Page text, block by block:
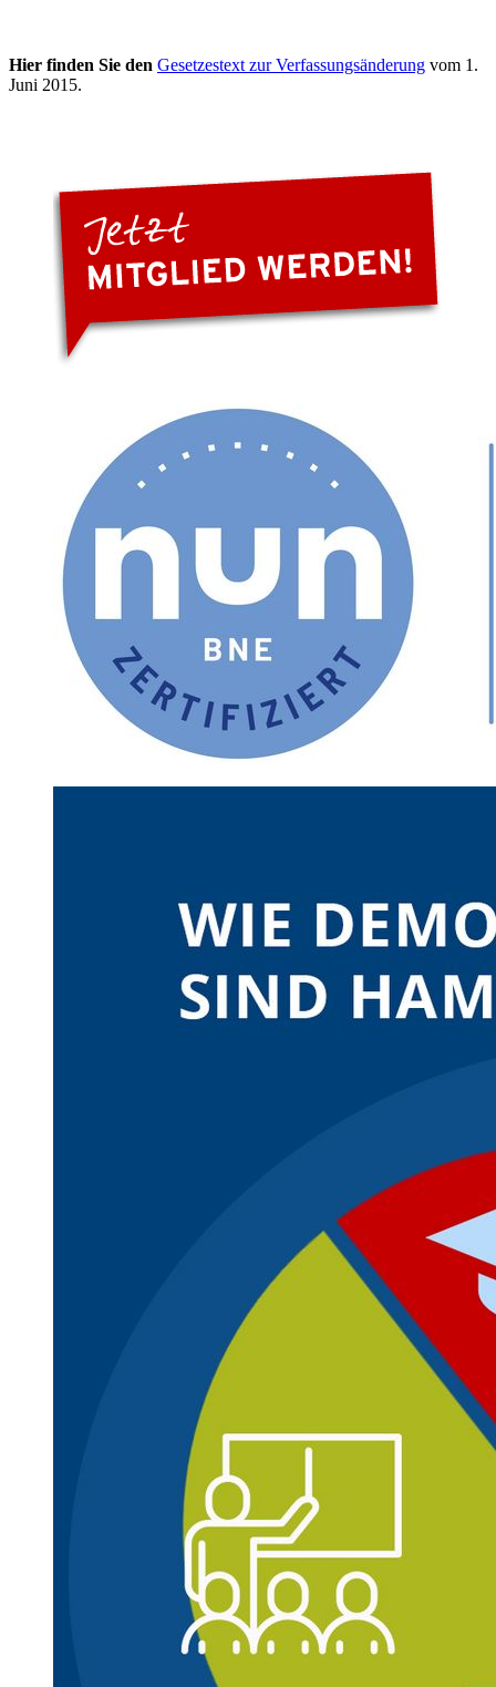
Hier finden Sie den Gesetzestext zur Verfassungsänderung vom 1.
Juni 2015.